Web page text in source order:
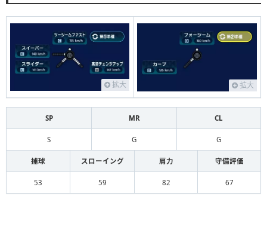
拡大 拡大
SP MR CL
S G G
捕球 スローイング 肩力 守備評価
53 59 82 67